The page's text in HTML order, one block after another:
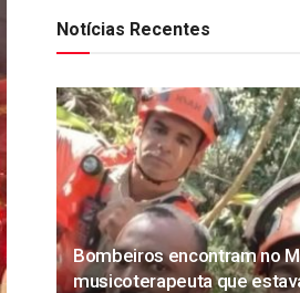
Notícias Recentes
Bombeiros encontram no
musicoterapeuta que